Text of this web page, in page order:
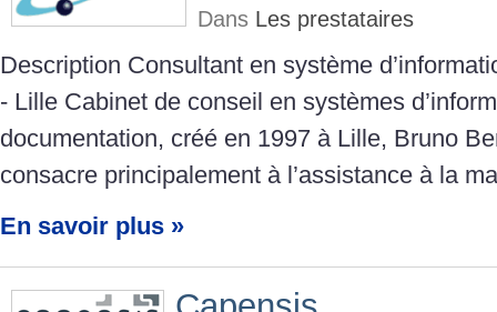
Dans Les prestataires
Description Consultant en système
- Lille Cabinet de conseil en systèmes
documentation, créé en 1997 à Lille, Bruno
consacre principalement à l’assistance à la
En savoir plus »